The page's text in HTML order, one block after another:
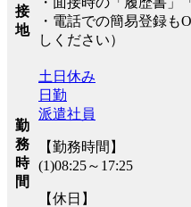
接
地
・電話での簡易登録も
しください）
勤
務
時
間
土日休み
日勤
派遣社員
【勤務時間】
(1)08:25～17:25
【休日】